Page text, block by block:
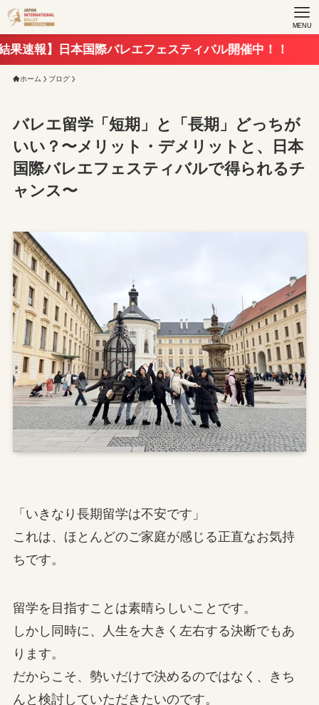
MENU
日本国際バレエフェスティバル開催中！！
ホーム ブログ
バレエ留学「短期」と「長期」どっちが
いい？〜メリット・デメリットと、日本
国際バレエフェスティバルで得られるチ
ャンス〜
「いきなり長期留学は不安です」
これは、ほとんどのご家庭が感じる正直なお気持
ちです。
留学を目指すことは素晴らしいことです。
しかし同時に、人生を大きく左右する決断でもあ
ります。
だからこそ、勢いだけで決めるのではなく、きち
んと検討していただきたいのです。